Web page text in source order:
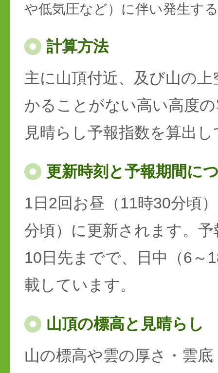
や低気圧など）に伴い発生す
計算方法
主に山頂付近、及び山の
かることがない高い高度
見晴らし予報指数を算出
更新時刻と予報期間に
1日2回お昼（11時30分頃
分頃）に更新されます。
10日先までで、日中（6～
載しています。
山頂の標高と見晴らし
山の標高や雲の厚さ・雲